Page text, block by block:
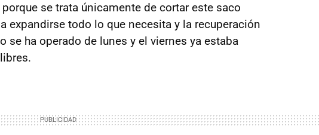
porque se trata únicamente de cortar este saco
expandirse todo lo que necesita y la recuperación
se ha operado de lunes y el viernes ya estaba